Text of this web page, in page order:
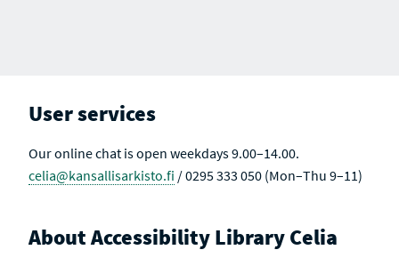
User services
Our online chat is open weekdays 9.00–14.00.
celia@kansallisarkisto.fi / 0295 333 050 (Mon–Thu 9–11)
About Accessibility Library Celia